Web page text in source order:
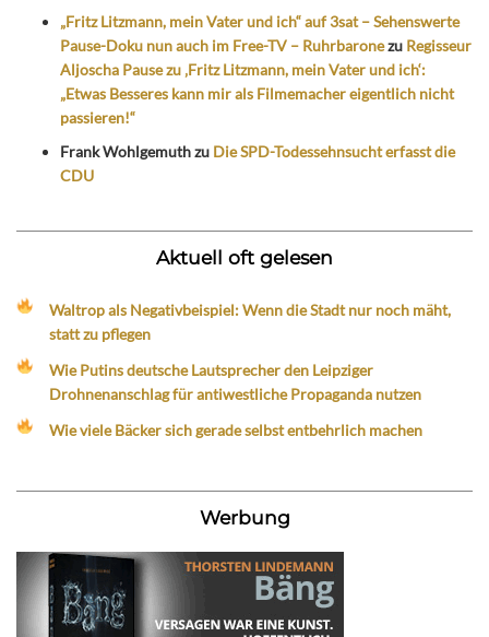
„Fritz Litzmann, mein Vater und ich“ auf 3sat – Sehenswerte
Pause-Doku nun auch im Free-TV – Ruhrbaronezu Regisseur
Aljoscha Pause zu ‚Fritz Litzmann, mein Vater und ich‘:
„Etwas Besseres kann mir als Filmemacher eigentlich nicht
passieren!“
Frank Wohlgemuthzu Die SPD-Todessehnsucht erfasst die
CDU
Aktuell oft gelesen
Waltrop als Negativbeispiel: Wenn die Stadt nur noch mäht,
statt zu pflegen
Wie Putins deutsche Lautsprecher den Leipziger
Drohnenanschlag für antiwestliche Propaganda nutzen
Wie viele Bäcker sich gerade selbst entbehrlich machen
Werbung